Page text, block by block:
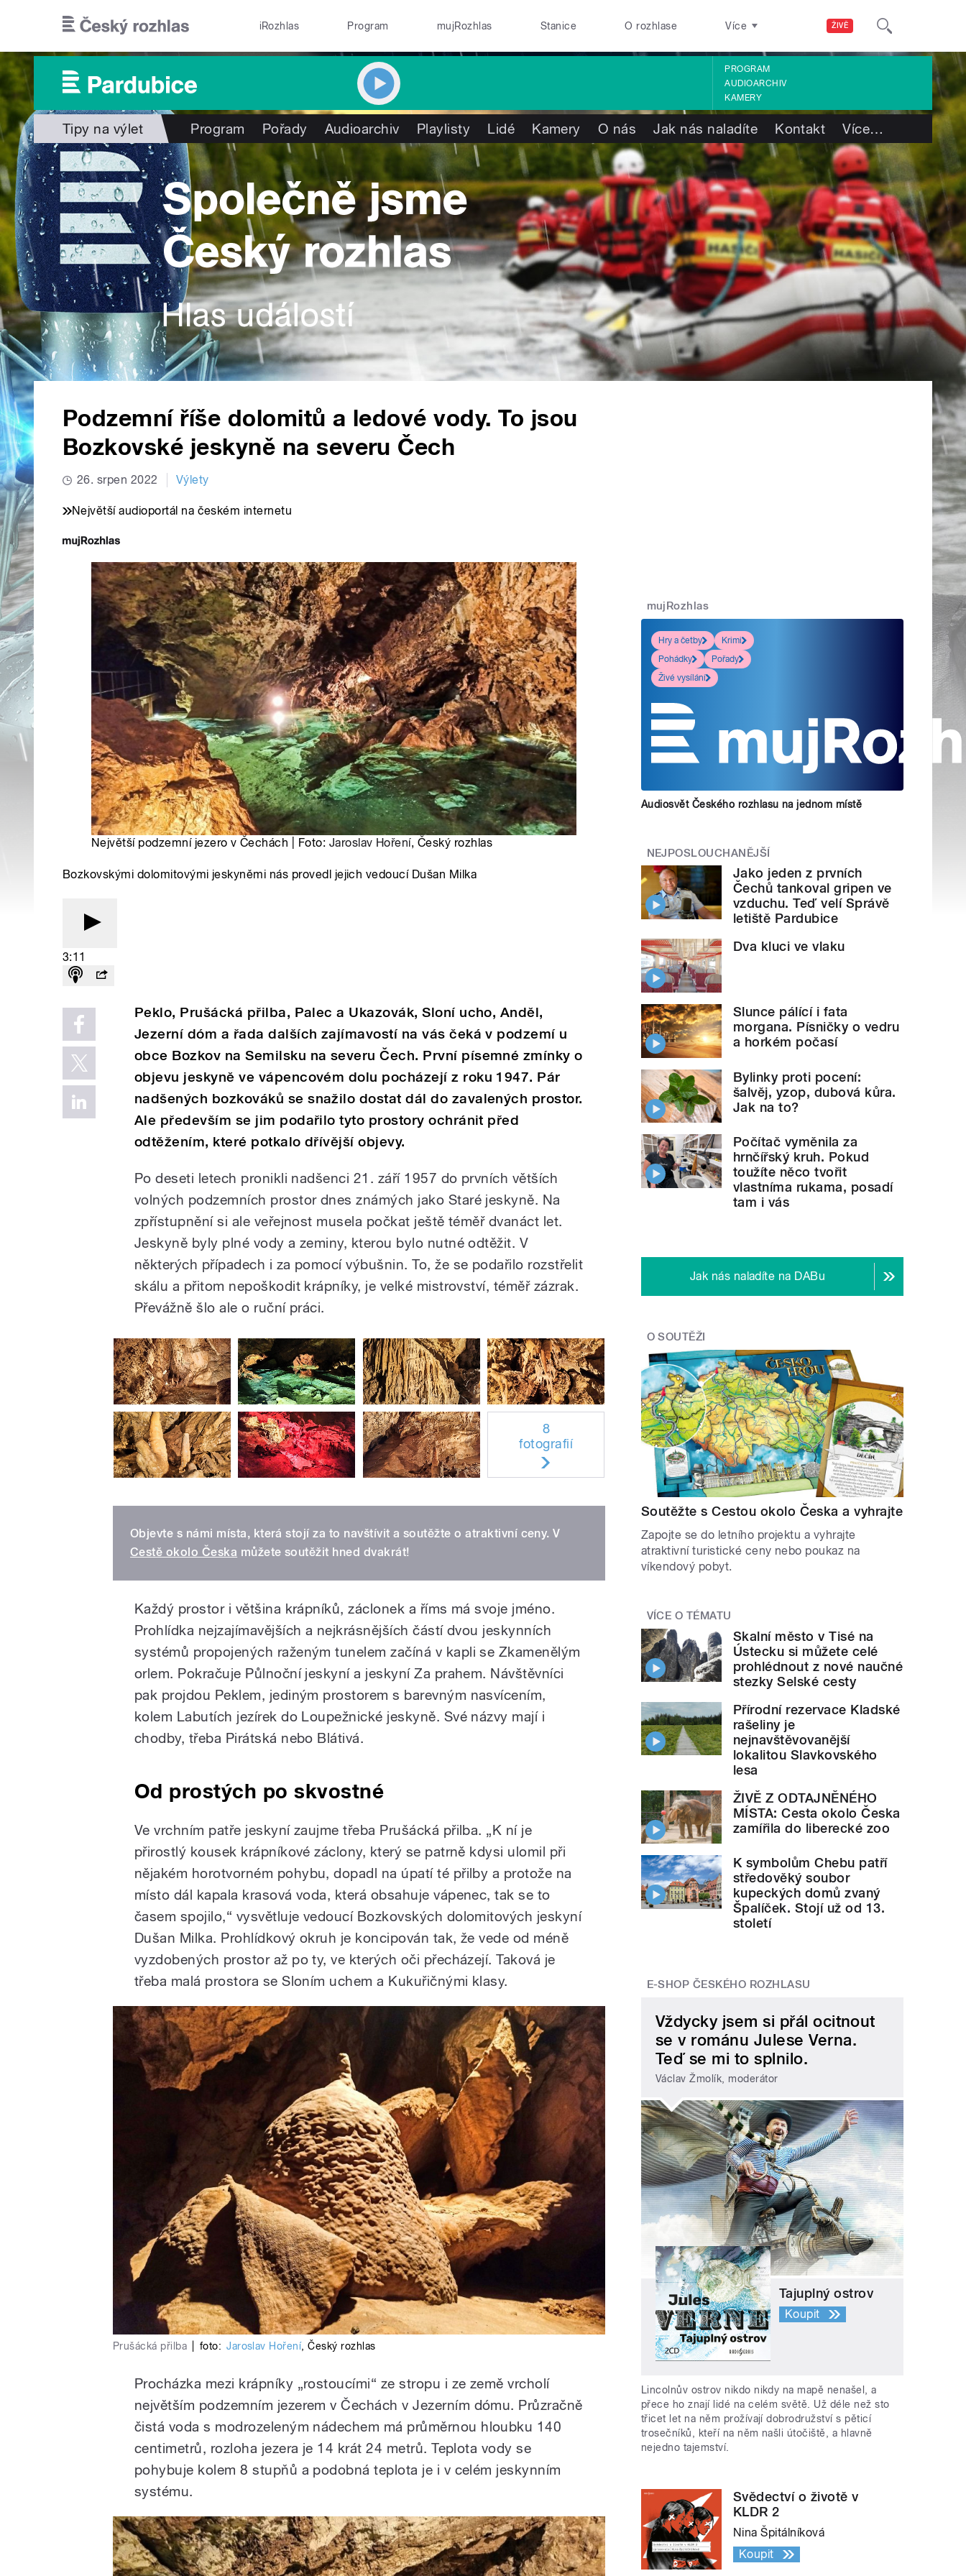
ŽIVĚ
iRozhlas Program mujRozhlas Stanice O rozhlase Více
PROGRAM
AUDIOARCHIV
KAMERY
Tipy na výlet Program Pořady Audioarchiv Playlisty Lidé Kamery O nás Jak nás naladíte Kontakt Více…
Podzemní říše dolomitů a ledové vody. To jsou
Bozkovské jeskyně na severu Čech
26. srpen 2022 Výlety
Největší audioportál na českém internetu
Největší podzemní jezero v Čechách | Foto: Jaroslav Hoření, Český rozhlas
Bozkovskými dolomitovými jeskyněmi nás provedl jejich vedoucí Dušan Milka
3:11
Peklo, Prušácká přilba, Palec a Ukazovák, Sloní ucho, Anděl,
Jezerní dóm a řada dalších zajímavostí na vás čeká v podzemí u
obce Bozkov na Semilsku na severu Čech. První písemné zmínky o
objevu jeskyně ve vápencovém dolu pocházejí z roku 1947. Pár
nadšených bozkováků se snažilo dostat dál do zavalených prostor.
Ale především se jim podařilo tyto prostory ochránit před
odtěžením, které potkalo dřívější objevy.
Po deseti letech pronikli nadšenci 21. září 1957 do prvních větších
volných podzemních prostor dnes známých jako Staré jeskyně. Na
zpřístupnění si ale veřejnost musela počkat ještě téměř dvanáct let.
Jeskyně byly plné vody a zeminy, kterou bylo nutné odtěžit. V
některých případech i za pomocí výbušnin. To, že se podařilo rozstřelit
skálu a přitom nepoškodit krápníky, je velké mistrovství, téměř zázrak.
Převážně šlo ale o ruční práci.
8
fotografií
Objevte s námi místa, která stojí za to navštívit a soutěžte o atraktivní ceny. V
Cestě okolo Česka můžete soutěžit hned dvakrát!
Každý prostor i většina krápníků, záclonek a říms má svoje jméno.
Prohlídka nejzajímavějších a nejkrásnějších částí dvou jeskynních
systémů propojených raženým tunelem začíná v kapli se Zkamenělým
orlem. Pokračuje Půlnoční jeskyní a jeskyní Za prahem. Návštěvníci
pak projdou Peklem, jediným prostorem s barevným nasvícením,
kolem Labutích jezírek do Loupežnické jeskyně. Své názvy mají i
chodby, třeba Pirátská nebo Blátivá.
Od prostých po skvostné
Ve vrchním patře jeskyní zaujme třeba Prušácká přilba. „K ní je
přirostlý kousek krápníkové záclony, který se patrně kdysi ulomil při
nějakém horotvorném pohybu, dopadl na úpatí té přilby a protože na
místo dál kapala krasová voda, která obsahuje vápenec, tak se to
časem spojilo,“ vysvětluje vedoucí Bozkovských dolomitových jeskyní
Dušan Milka. Prohlídkový okruh je koncipován tak, že vede od méně
vyzdobených prostor až po ty, ve kterých oči přecházejí. Taková je
třeba malá prostora se Sloním uchem a Kukuřičnými klasy.
Prušácká přilba foto: Jaroslav Hoření,Český rozhlas
Procházka mezi krápníky „rostoucími“ ze stropu i ze země vrcholí
největším podzemním jezerem v Čechách v Jezerním dómu. Průzračně
čistá voda s modrozeleným nádechem má průměrnou hloubku 140
centimetrů, rozloha jezera je 14 krát 24 metrů. Teplota vody se
pohybuje kolem 8 stupňů a podobná teplota je i v celém jeskynním
systému.
mujRozhlas
Hry a četby
Krimi
Pohádky
Pořady
Živé vysílání
Audiosvět Českého rozhlasu na jednom místě
NEJPOSLOUCHANĚJŠÍ
Jako jeden z prvních
Čechů tankoval gripen ve
vzduchu. Teď velí Správě
letiště Pardubice
Dva kluci ve vlaku
Slunce pálící i fata
morgana. Písničky o vedru
a horkém počasí
Bylinky proti pocení:
šalvěj, yzop, dubová kůra.
Jak na to?
Počítač vyměnila za
hrnčířský kruh. Pokud
toužíte něco tvořit
vlastníma rukama, posadí
tam i vás
Jak nás naladíte na DABu
O SOUTĚŽI
Soutěžte s Cestou okolo Česka a vyhrajte
Zapojte se do letního projektu a vyhrajte
atraktivní turistické ceny nebo poukaz na
víkendový pobyt.
VÍCE O TÉMATU
Skalní město v Tisé na
Ústecku si můžete celé
prohlédnout z nové naučné
stezky Selské cesty
Přírodní rezervace Kladské
rašeliny je
nejnavštěvovanější
lokalitou Slavkovského
lesa
ŽIVĚ Z ODTAJNĚNÉHO
MÍSTA: Cesta okolo Česka
zamířila do liberecké zoo
K symbolům Chebu patří
středověký soubor
kupeckých domů zvaný
Špalíček. Stojí už od 13.
století
E-SHOP ČESKÉHO ROZHLASU
Vždycky jsem si přál ocitnout
se v románu Julese Verna.
Teď se mi to splnilo.
Václav Žmolík, moderátor
Tajuplný ostrov
Koupit
Lincolnův ostrov nikdo nikdy na mapě nenašel, a
přece ho znají lidé na celém světě. Už déle než sto
třicet let na něm prožívají dobrodružství s pěticí
trosečníků, kteří na něm našli útočiště, a hlavně
nejedno tajemství.
Svědectví o životě v
KLDR 2
Nina Špitálníková
Koupit